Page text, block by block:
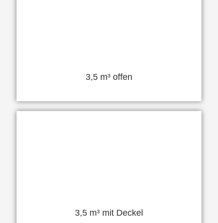
3,5 m³ offen
3,5 m³ mit Deckel